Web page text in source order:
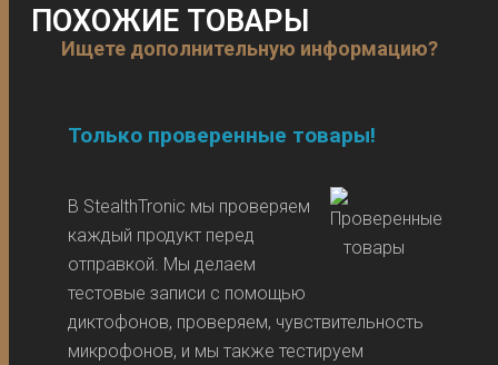
ПОХОЖИЕ ТОВАРЫ
Ищете дополнительную информацию?
Только проверенные товары!
В StealthTronic мы проверяем
каждый продукт перед
отправкой. Мы делаем
тестовые записи с помощью
диктофонов, проверяем, чувствительность
микрофонов, и мы также тестируем